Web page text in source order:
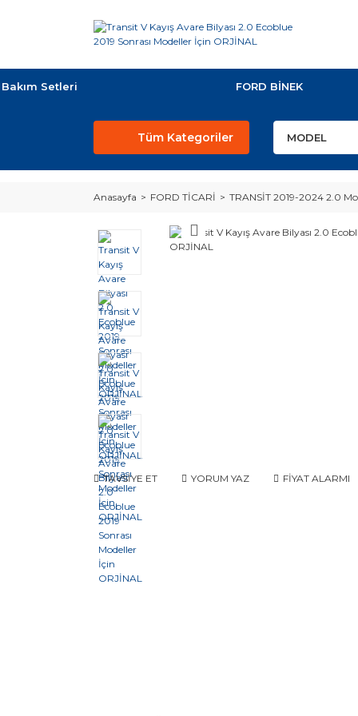
Bakım Setleri FORD BİNEK
Tüm Kategoriler
Anasayfa FORD TİCARİ TRANSİT 2019-2024 2.0
TAVSİYE ET YORUM YAZ FİYAT ALARMI